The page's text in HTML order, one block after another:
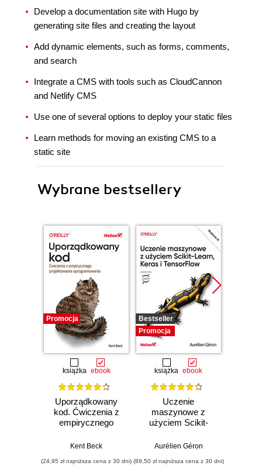
Develop a documentation site with Hugo by
generating site files and creating the layout
Add dynamic elements, such as forms, comments,
and search
Integrate a CMS with tools such as CloudCannon
and Netlify CMS
Use one of several options to deploy your static files
Learn methods for moving an existing CMS to a
static site
Wybrane bestsellery
Promocja
książka ebook
Uporządkowany
kod. Ćwiczenia z
empirycznego
oprogramowania
Kent Beck
(24,95 zł najniższa cena z 30 dni)
Bestseller
Promocja
książka ebook
Uczenie
maszynowe z
użyciem Scikit-
TensorFlow.
Aurélien Géron
(89,50 zł najniższa cena z 30 dni)